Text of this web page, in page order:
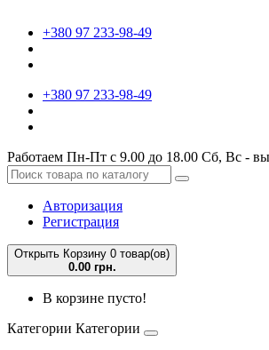
+380 97 233-98-49
+380 97 233-98-49
Работаем Пн-Пт с 9.00 до 18.00 Сб, Вс -
Авторизация
Регистрация
Открыть Корзину 0 товар(ов)
0.00 грн.
В корзине пусто!
Категории Категории